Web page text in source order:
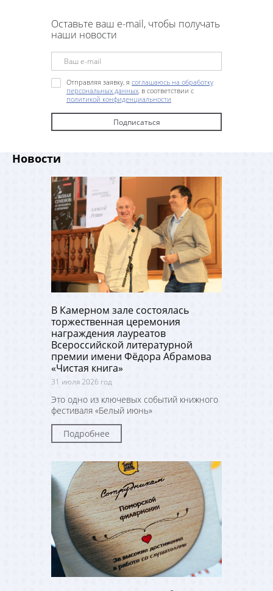
Оставьте ваш e-mail, чтобы получать
наши новости
Отправляя заявку, я соглашаюсь на обработку
персональных данных, в соответствии с
политикой конфиденциальности
Новости
В Камерном зале состоялась
торжественная церемония
награждения лауреатов
Всероссийской литературной
премии имени Фёдора Абрамова
«Чистая книга»
31 июля 2026 год
Это одно из ключевых событий книжного
фестиваля «Белый июнь»
Подробнее